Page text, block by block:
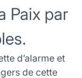
Paix par
d’alarme et
de cette